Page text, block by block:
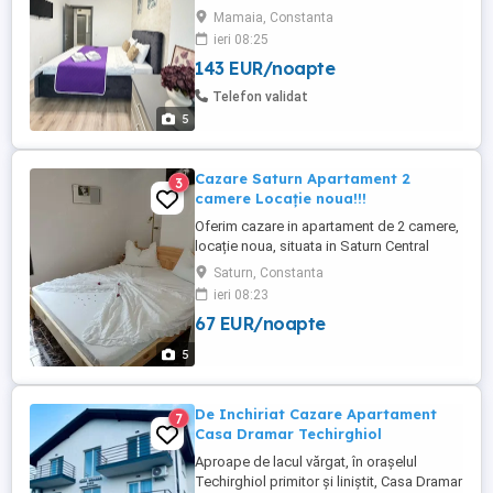
5
Nord langa clubul Loft in complexul De
Silva Residence (Beachside), cea mai
buna locatie din Mamaia, apartamente pe
plaja, cu vedere si la mare si la lac, cu
acces direct la clubul Loft si la plaja
Mamaia, Constanta
ieri 08:25
143 EUR/noapte
Telefon validat
5
3
Cazare Saturn Apartament 2
camere Locație noua!!!
Oferim cazare in apartament de 2 camere,
locație noua, situata in Saturn Central
Residence, langa malul marii, toate
utilitățile. Prețul variază în funcție de
numărul de persoane și perioada
Saturn, Constanta
ieri 08:23
67 EUR/noapte
7
De Inchiriat Cazare Apartament
Casa Dramar Techirghiol
Aproape de lacul vărgat, în orașelul
Techirghiol primitor și liniștit, Casa Dramar